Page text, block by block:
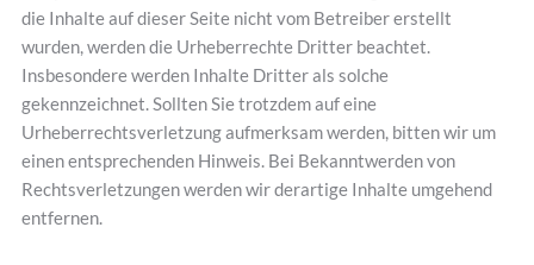
die Inhalte auf dieser Seite nicht vom Betreiber erstellt
wurden, werden die Urheberrechte Dritter beachtet.
Insbesondere werden Inhalte Dritter als solche
gekennzeichnet. Sollten Sie trotzdem auf eine
Urheberrechtsverletzung aufmerksam werden, bitten wir um
einen entsprechenden Hinweis. Bei Bekanntwerden von
Rechtsverletzungen werden wir derartige Inhalte umgehend
entfernen.